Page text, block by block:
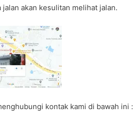
akan kesulitan melihat jalan.
kontak kami di bawah ini :